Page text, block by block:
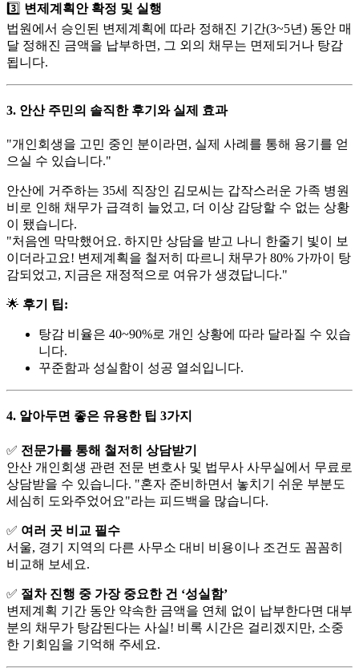
3️⃣ 변제계획안 확정 및 실행
법원에서 승인된 변제계획에 따라 정해진 기간(3~5년) 동안 매
달 정해진 금액을 납부하면, 그 외의 채무는 면제되거나 탕감
됩니다.
3. 안산 주민의 솔직한 후기와 실제 효과
"개인회생을 고민 중인 분이라면, 실제 사례를 통해 용기를 얻
으실 수 있습니다."
안산에 거주하는 35세 직장인 김모씨는 갑작스러운 가족 병원
비로 인해 채무가 급격히 늘었고, 더 이상 감당할 수 없는 상황
이 됐습니다.
"처음엔 막막했어요. 하지만 상담을 받고 나니 한줄기 빛이 보
이더라고요! 변제계획을 철저히 따르니 채무가 80% 가까이 탕
감되었고, 지금은 재정적으로 여유가 생겼답니다."
🌟 후기 팁:
탕감 비율은 40~90%로 개인 상황에 따라 달라질 수 있습
니다.
꾸준함과 성실함이 성공 열쇠입니다.
4. 알아두면 좋은 유용한 팁 3가지
✅ 전문가를 통해 철저히 상담받기
안산 개인회생 관련 전문 변호사 및 법무사 사무실에서 무료로
상담받을 수 있습니다. "혼자 준비하면서 놓치기 쉬운 부분도
세심히 도와주었어요"라는 피드백을 많습니다.
✅ 여러 곳 비교 필수
서울, 경기 지역의 다른 사무소 대비 비용이나 조건도 꼼꼼히
비교해 보세요.
✅ 절차 진행 중 가장 중요한 건 ‘성실함’
변제계획 기간 동안 약속한 금액을 연체 없이 납부한다면 대부
분의 채무가 탕감된다는 사실! 비록 시간은 걸리겠지만, 소중
한 기회임을 기억해 주세요.